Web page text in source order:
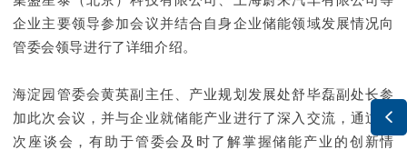

企业主要领导参加会议并结合自身企业储能领域发展情况向
管委会领导进行了详细介绍。
海淀园管委会黄英副主任、产业规划发展处舒毕磊副处长参
加此次会议，并与企业就储能产业进行了深入交流，通过本
次座谈会，有助于管委会及时了解掌握储能产业的创新情